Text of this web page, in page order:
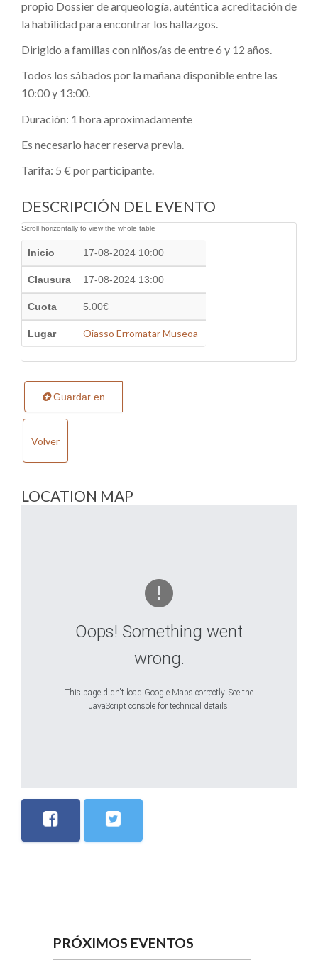
propio Dossier de arqueología, auténtica acreditación de
la habilidad para encontrar los hallazgos.
Dirigido a familias con niños/as de entre 6 y 12 años.
Todos los sábados por la mañana disponible entre las
10:00 y 13:00.
Duración: 1 hora aproximadamente
Es necesario hacer reserva previa.
Tarifa: 5 € por participante.
DESCRIPCIÓN DEL EVENTO
Inicio 17-08-2024 10:00
Clausura 17-08-2024 13:00
Cuota 5.00€
Lugar Oiasso Erromatar Museoa
Guardar en
Volver
LOCATION MAP
Oops! Something went
wrong.
This page didn't load Google Maps correctly. See the
JavaScript console for technical details.
PRÓXIMOS EVENTOS